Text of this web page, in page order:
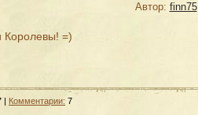
Автор: finn75
Королевы! =)
| Комментарии: 7